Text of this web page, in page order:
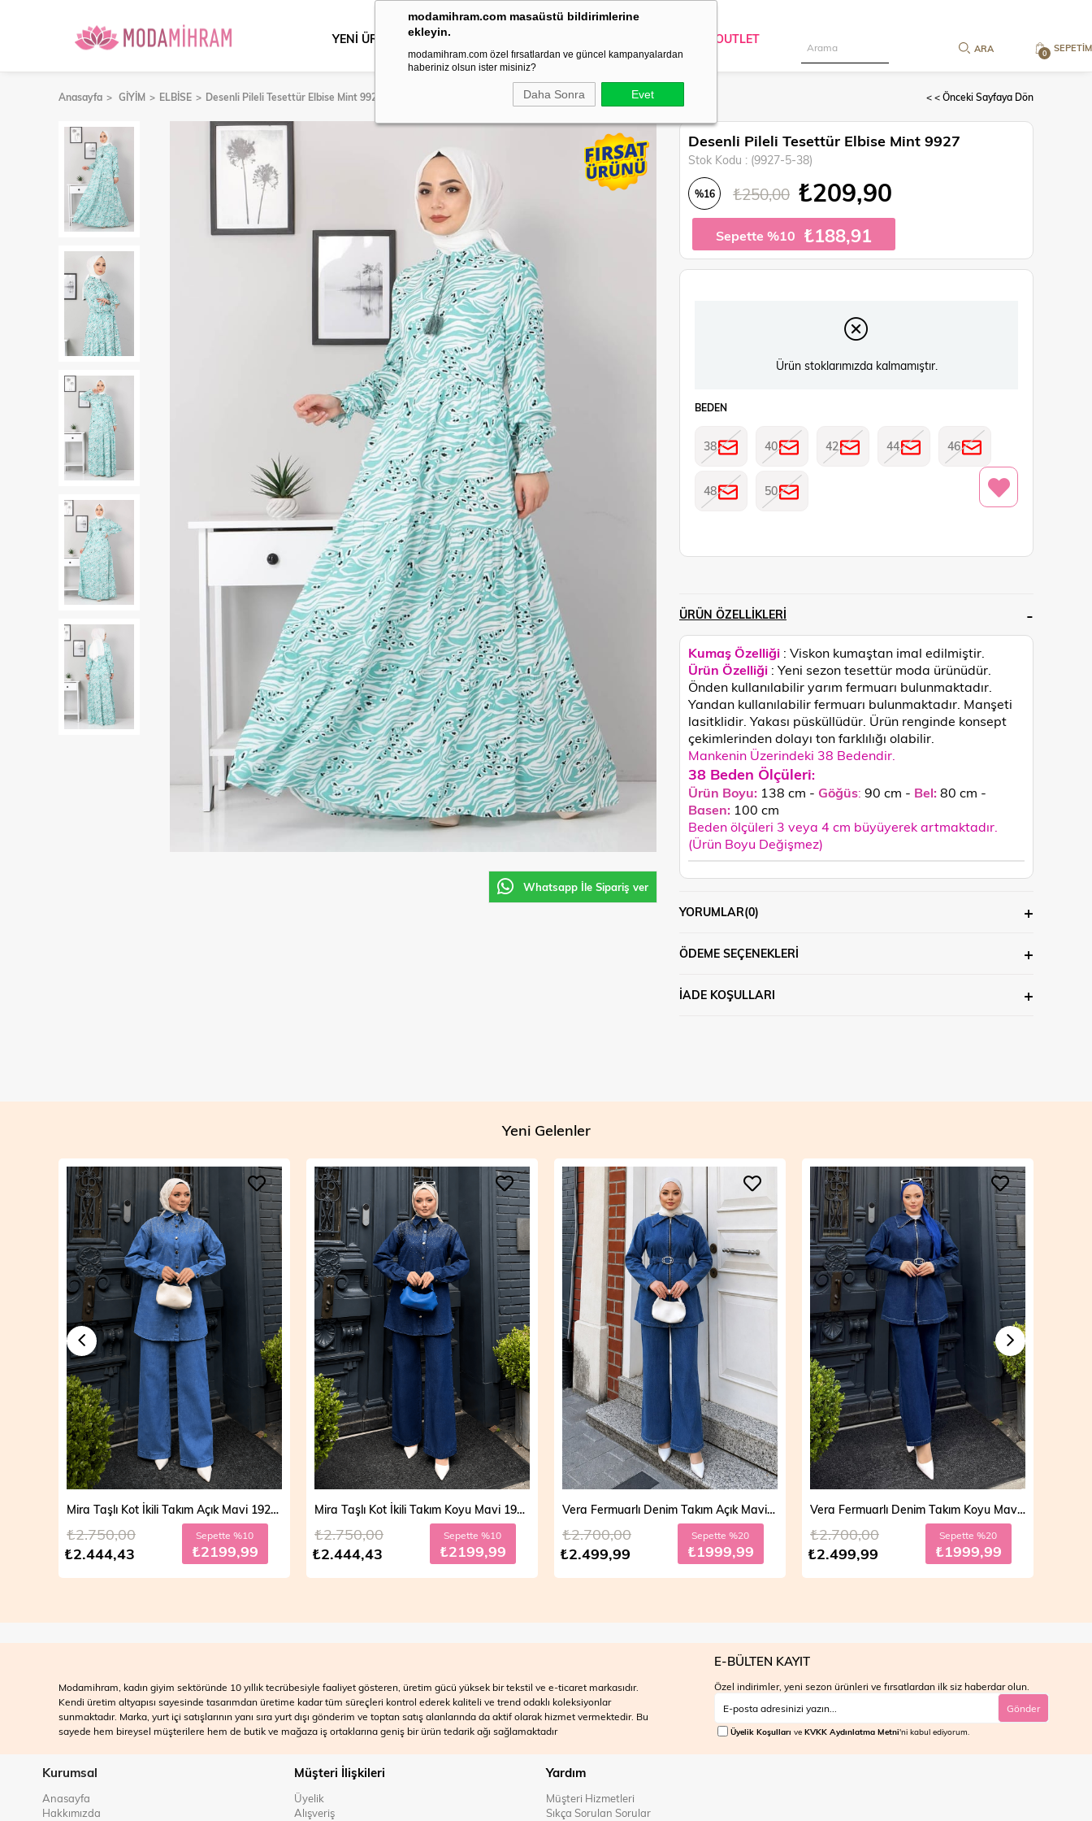
modamihram.com masaüstü bildirimlerine
ekleyin.
modamihram.com özel fırsatlardan ve güncel kampanyalardan
haberiniz olsun ister misiniz?
Daha Sonra Evet
SEPETIM
0
YENİ ÜRÜNLER DIŞ GİYİM OUTLET
Anasayfa GİYİM ELBİSE Desenli Pileli Tesettür Elbise Mint 9927 < < Önceki Sayfaya Dön
Whatsapp İle Sipariş ver
Desenli Pileli Tesettür Elbise Mint 9927
Stok Kodu (9927-5-38)
%16 ₺250,00 ₺209,90
Sepette %10 ₺188,91
Ürün stoklarımızda kalmamıştır.
BEDEN
38 40 42 44 46
48 50
ÜRÜN ÖZELLIKLERI
Kumaş Özelliği : Viskon kumaştan imal edilmiştir.
Ürün Özelliği : Yeni sezon tesettür moda ürünüdür.
Önden kullanılabilir yarım fermuarı bulunmaktadır.
Yandan kullanılabilir fermuarı bulunmaktadır. Manşeti
lasitklidir. Yakası püsküllüdür. Ürün renginde konsept
çekimlerinden dolayı ton farklılığı olabilir.
Mankenin Üzerindeki 38 Bedendir.
38 Beden Ölçüleri:
Ürün Boyu: 138 cm - Göğüs: 90 cm - Bel:80 cm -
Basen: 100 cm
Beden ölçüleri 3 veya 4 cm büyüyerek artmaktadır.
(Ürün Boyu Değişmez)
YORUMLAR(0)
ÖDEME SEÇENEKLERI
İADE KOŞULLARI
Yeni Gelenler
Mira Taşlı Kot İkili Takım Açık Mavi 19286
₺2.444,43
₺2.750,00 Sepette %10
₺2199,99
Mira Taşlı Kot İkili Takım Koyu Mavi 19286
₺2.444,43
₺2.750,00 Sepette %10
₺2199,99
Vera Fermuarlı Denim Takım Açık Mavi 19298
₺2.499,99
₺2.700,00 Sepette %20
₺1999,99
Vera Fermuarlı Denim Takım Koyu Mavi 19298
₺2.499,99
₺2.700,00 Sepette %20
₺1999,99
Modamihram, kadın giyim sektöründe 10 yıllık tecrübesiyle faaliyet gösteren, üretim gücü yüksek bir tekstil ve e-ticaret markasıdır.
Kendi üretim altyapısı sayesinde tasarımdan üretime kadar tüm süreçleri kontrol ederek kaliteli ve trend odaklı koleksiyonlar
sunmaktadır. Marka, yurt içi satışlarının yanı sıra yurt dışı gönderim ve toptan satış alanlarında da aktif olarak hizmet vermektedir. Bu
sayede hem bireysel müşterilere hem de butik ve mağaza iş ortaklarına geniş bir ürün tedarik ağı sağlamaktadır
E-BÜLTEN KAYIT
Özel indirimler, yeni sezon ürünleri ve fırsatlardan ilk siz haberdar olun.
Gönder
Üyelik Koşulları ve KVKK Aydınlatma Metni'ni kabul ediyorum.
Kurumsal
Anasayfa
Hakkımızda
Müşteri İlişkileri
Üyelik
Alışveriş
Yardım
Müşteri Hizmetleri
Sıkça Sorulan Sorular